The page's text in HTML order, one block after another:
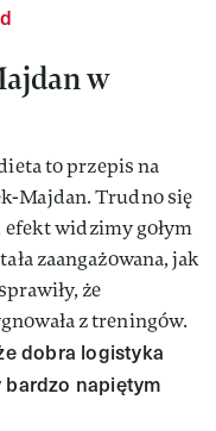
w
to przepis na
Majdan. Trudno się
efekt widzimy gołym
zaangażowana, jak
że
z treningów.
dobra logistyka
napiętym